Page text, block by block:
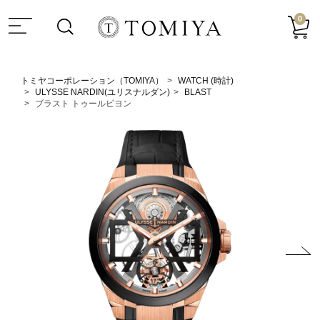
0
トミヤコーポレーション（TOMIYA）
WATCH (時計)
ULYSSE NARDIN(ユリスナルダン)
BLAST
ブラスト トゥールビヨン